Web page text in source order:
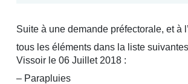
Suite à une demande préfectorale, et à
tous les éléments dans la liste
Vissoir le 06 Juillet 2018 :
– Parapluies